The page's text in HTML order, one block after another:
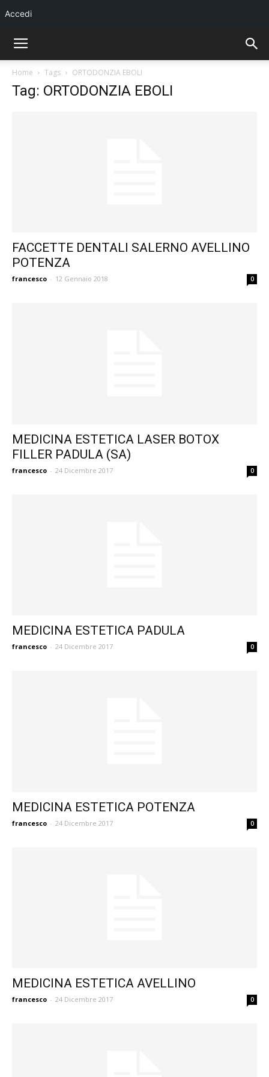
Home Tags ORTODONZIA EBOLI
Tag: ORTODONZIA EBOLI
FACCETTE DENTALI SALERNO AVELLINO
POTENZA
francesco - 12 Gennaio 2018 0
MEDICINA ESTETICA LASER BOTOX
FILLER PADULA (SA)
francesco - 24 Dicembre 2017 0
MEDICINA ESTETICA PADULA
francesco - 24 Dicembre 2017 0
MEDICINA ESTETICA POTENZA
francesco - 24 Dicembre 2017 0
MEDICINA ESTETICA AVELLINO
francesco - 24 Dicembre 2017 0
Accedi